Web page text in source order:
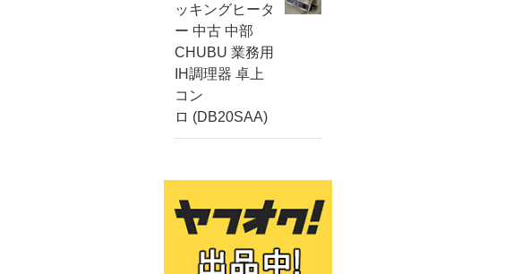
ッキングヒータ
ー 中古 中部
CHUBU 業務用
IH調理器 卓上
コン
ロ (DB20SAA)